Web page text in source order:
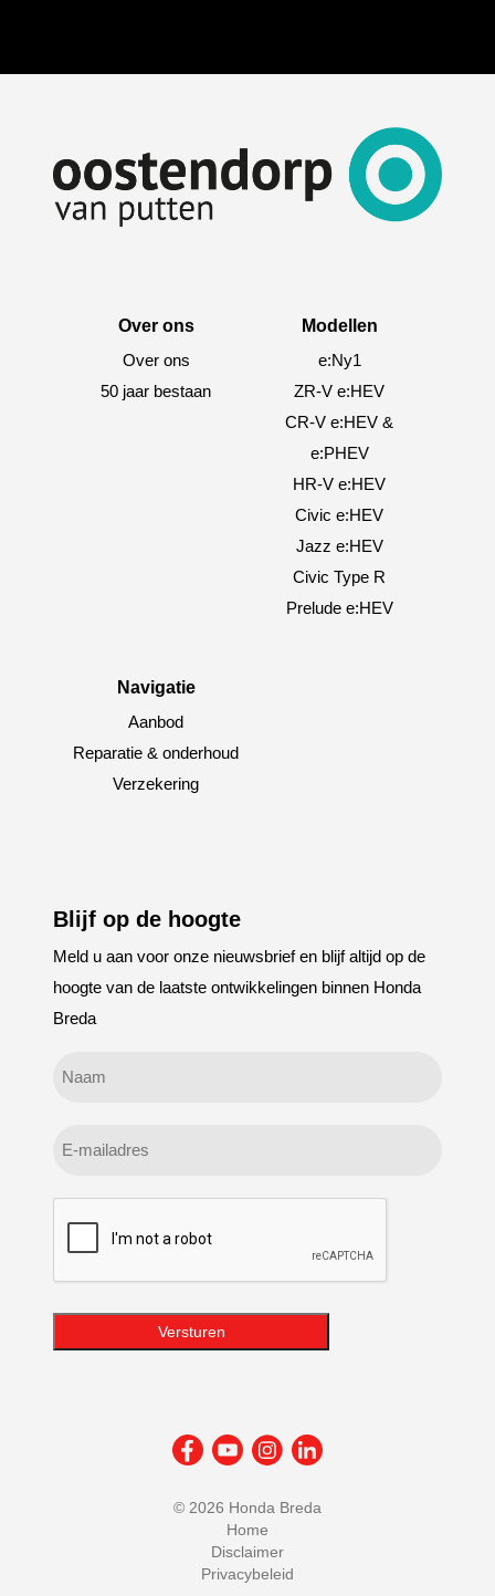
Over ons
Over ons
50 jaar bestaan
Modellen
e:Ny1
ZR-V e:HEV
CR-V e:HEV &
e:PHEV
HR-V e:HEV
Civic e:HEV
Jazz e:HEV
Civic Type R
Prelude e:HEV
Navigatie
Aanbod
Reparatie & onderhoud
Verzekering
Blijf op de hoogte
Meld u aan voor onze nieuwsbrief en blijf altijd op de
hoogte van de laatste ontwikkelingen binnen Honda
Breda
Versturen
© 2026 Honda Breda
Home
Disclaimer
Privacybeleid